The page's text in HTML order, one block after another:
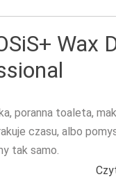
Wax
poranna toaleta,
czasu, albo
tak samo.